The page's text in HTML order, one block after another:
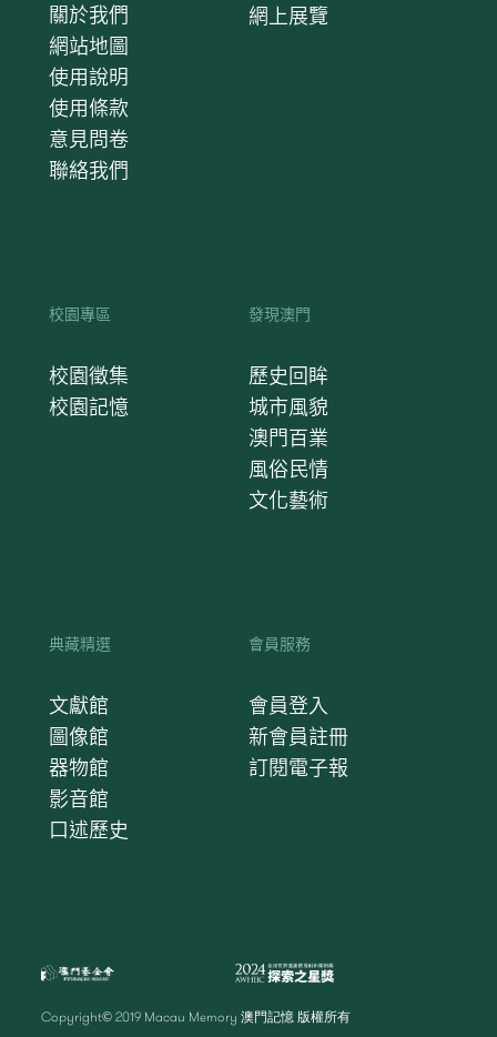
關於我們
網站地圖
使用說明
使用條款
意見問卷
聯絡我們
網上展覽
校園專區
校園徵集
校園記憶
發現澳門
歷史回眸
城市風貌
澳門百業
風俗民情
文化藝術
典藏精選
文獻館
圖像館
器物館
影音館
口述歷史
會員服務
會員登入
新會員註冊
訂閱電子報
Copyright© 2019 Macau Memory 澳門記憶 版權所有